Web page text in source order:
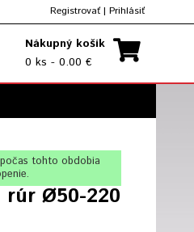
Registrovať | Prihlásiť
Nákupný košík
0 ks - 0.00 €
tohto obdobia
rúr Ø50-220